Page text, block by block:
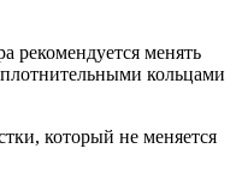
рекомендуется менять
кольцами
который не меняется